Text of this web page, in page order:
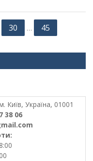
30 …
45
Київ, Україна, 01001
38 06